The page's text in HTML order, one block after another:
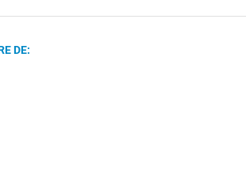
DE: